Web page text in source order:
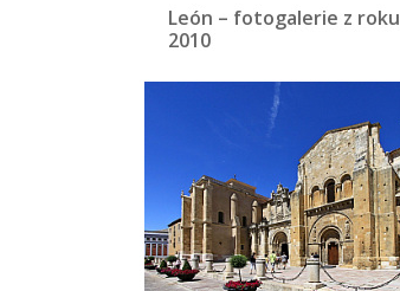
León – fotogalerie z roku
2010